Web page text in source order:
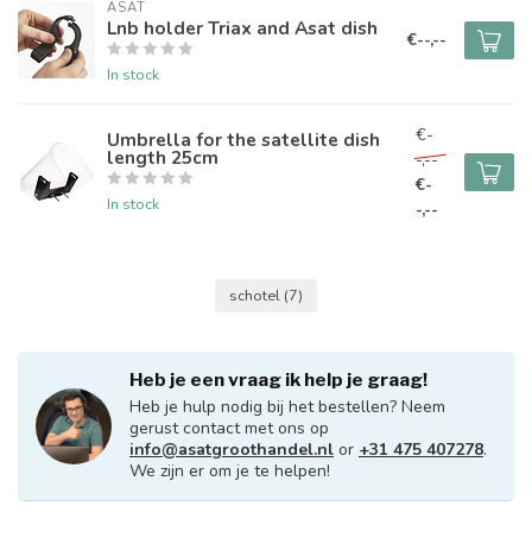
ASAT
Lnb holder Triax and Asat dish
In stock
€--,--
Umbrella for the satellite dish
length 25cm
In stock
€-
-,--
€-
-,--
schotel (7)
Heb je een vraag ik help je graag!
Heb je hulp nodig bij het bestellen? Neem
gerust contact met ons op
info@asatgroothandel.nl or +31 475 407278.
We zijn er om je te helpen!